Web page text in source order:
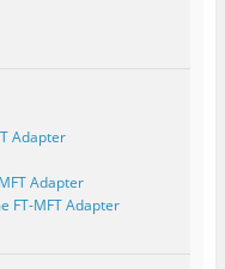
Adapter
Adapter
FT-MFT Adapter